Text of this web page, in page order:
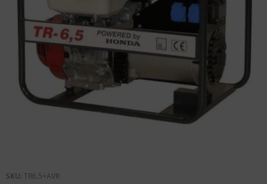
SKU: TR6.5+AVR